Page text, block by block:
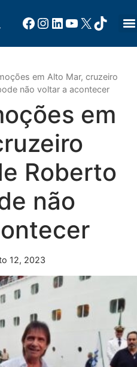
em Alto Mar, cruzeiro
não voltar a acontecer
em
Roberto
não
12, 2023